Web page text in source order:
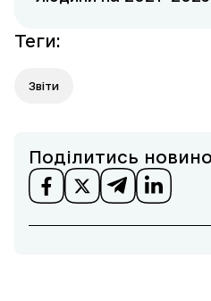
Теги:
Звіти
Поділитись